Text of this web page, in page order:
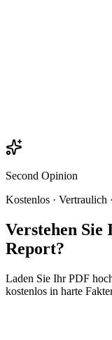
Second Opinion
Kostenlos · Vertraulich
Verstehen
Report?
Laden Sie Ihr PDF
kostenlos in harte